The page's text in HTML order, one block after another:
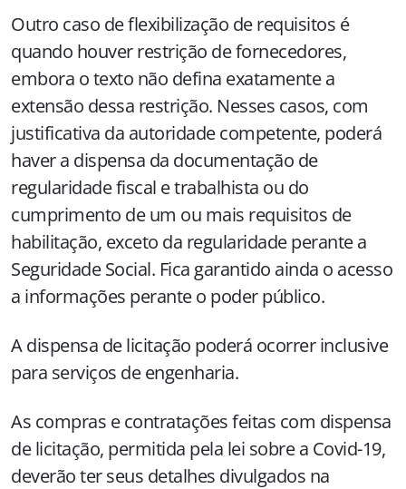
Outro caso de flexibilização de requisitos é
quando houver restrição de fornecedores,
embora o texto não defina exatamente a
extensão dessa restrição. Nesses casos, com
justificativa da autoridade competente, poderá
haver a dispensa da documentação de
regularidade fiscal e trabalhista ou do
cumprimento de um ou mais requisitos de
habilitação, exceto da regularidade perante a
Seguridade Social. Fica garantido ainda o acesso
a informações perante o poder público.
A dispensa de licitação poderá ocorrer inclusive
para serviços de engenharia.
As compras e contratações feitas com dispensa
de licitação, permitida pela lei sobre a Covid-19,
deverão ter seus detalhes divulgados na